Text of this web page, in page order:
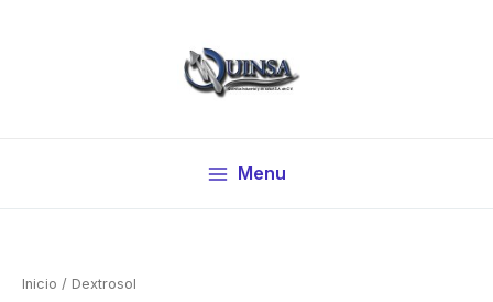
Menu
Inicio / Dextrosol